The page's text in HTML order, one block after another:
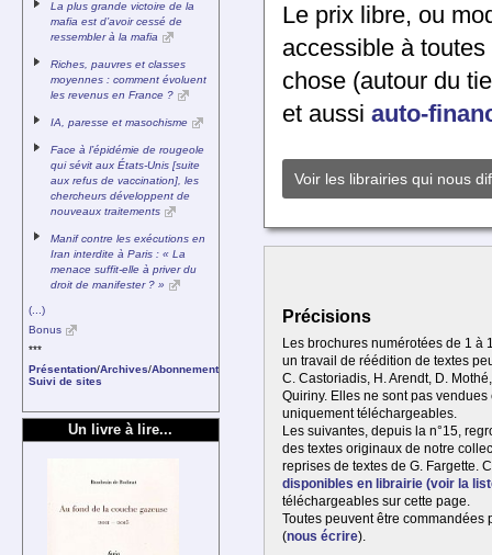
Le prix libre, ou
accessible à
chose (autour du
et aussi auto-
Voir les librairies qui nous
Précisions
Les brochures numérotées de 1 à
un travail de réédition de textes
C. Castoriadis, H. Arendt, D.
Quiriny. Elles ne sont pas
uniquement téléchargeables.
Les suivantes, depuis la n°15,
des textes originaux de notre
reprises de textes de G. Fargette.
disponibles en librairie (voir la
téléchargeables sur cette page.
Toutes peuvent être commandées
(nous écrire).
La plus grande victoire de la
mafia est d’avoir cessé de
ressembler à la mafia
Riches, pauvres et classes
moyennes : comment évoluent
les revenus en France ?
IA, paresse et masochisme
Face à l’épidémie de rougeole
qui sévit aux États-Unis [suite
aux refus de vaccination], les
chercheurs développent de
nouveaux traitements
Manif contre les exécutions en
Iran interdite à Paris : « La
menace suffit-elle à priver du
droit de manifester ? »
(...)
Bonus
***
Présentation/Archives/Abonnement
Suivi de sites
Un livre à lire...